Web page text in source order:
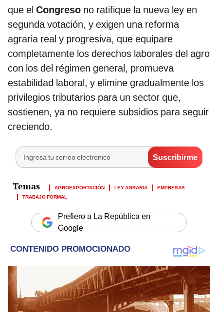
que el Congreso no ratifique la nueva ley en
segunda votación, y exigen una reforma
agraria real y progresiva, que equipare
completamente los derechos laborales del agro
con los del régimen general, promueva
estabilidad laboral, y elimine gradualmente los
privilegios tributarios para un sector que,
sostienen, ya no requiere subsidios para seguir
creciendo.
AGROEXPORTACIÓN LEY AGRARIA
EMPRESAS
TRABAJO FORMAL
Prefiero a La República en
Google